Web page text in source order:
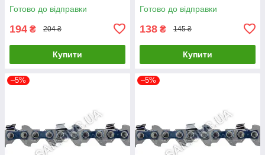
Готово до відправки
194 ₴ 204 ₴
Купити
Готово до відправки
138 ₴ 145 ₴
Купити
–5% –5%